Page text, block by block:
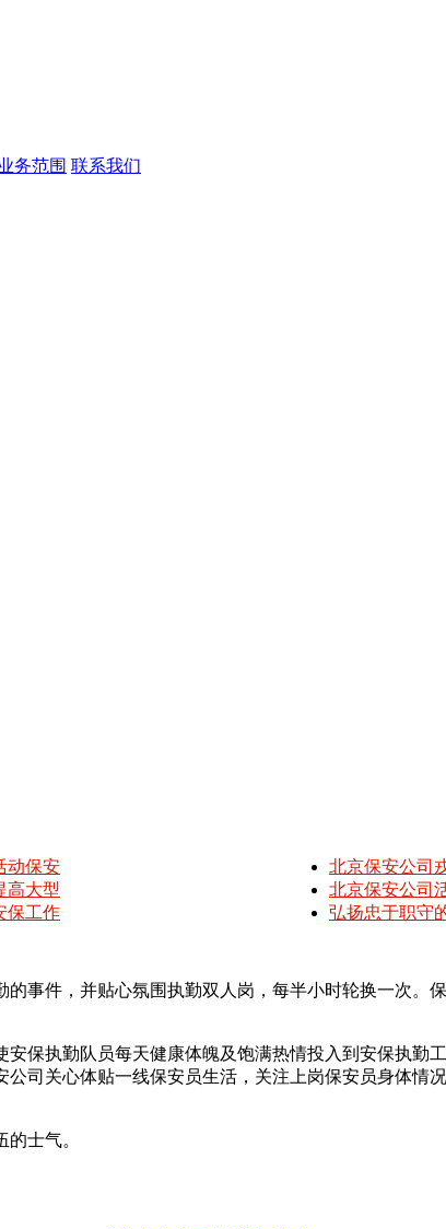
务范围 联系我们
动保安
北京保安公司
高大型
北京保安公司
保工作 弘扬忠于职守
事件，并贴心氛围执勤双人岗，每半小时轮换一次。
执勤队员每天健康体魄及饱满热情投入到安保执勤
司关心体贴一线保安员生活，关注上岗保安员身体情
士气。